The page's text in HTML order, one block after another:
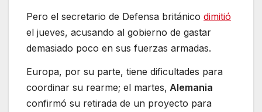
Pero el secretario de Defensa británico dimitió
el jueves, acusando al gobierno de gastar
demasiado poco en sus fuerzas armadas.
Europa, por su parte, tiene dificultades para
coordinar su rearme; el martes, Alemania
confirmó su retirada de un proyecto para